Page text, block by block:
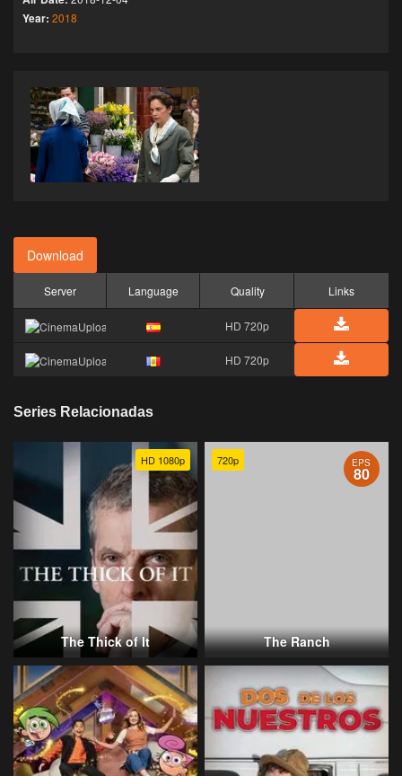
Year: 2018
Download
Server Language Quality Links
HD 720p
HD 720p
Series Relacionadas
HD 1080p
The Thick of It
720p EPS
80
The Ranch